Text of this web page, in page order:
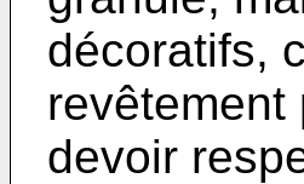
décoratifs,
revêtement
devoir